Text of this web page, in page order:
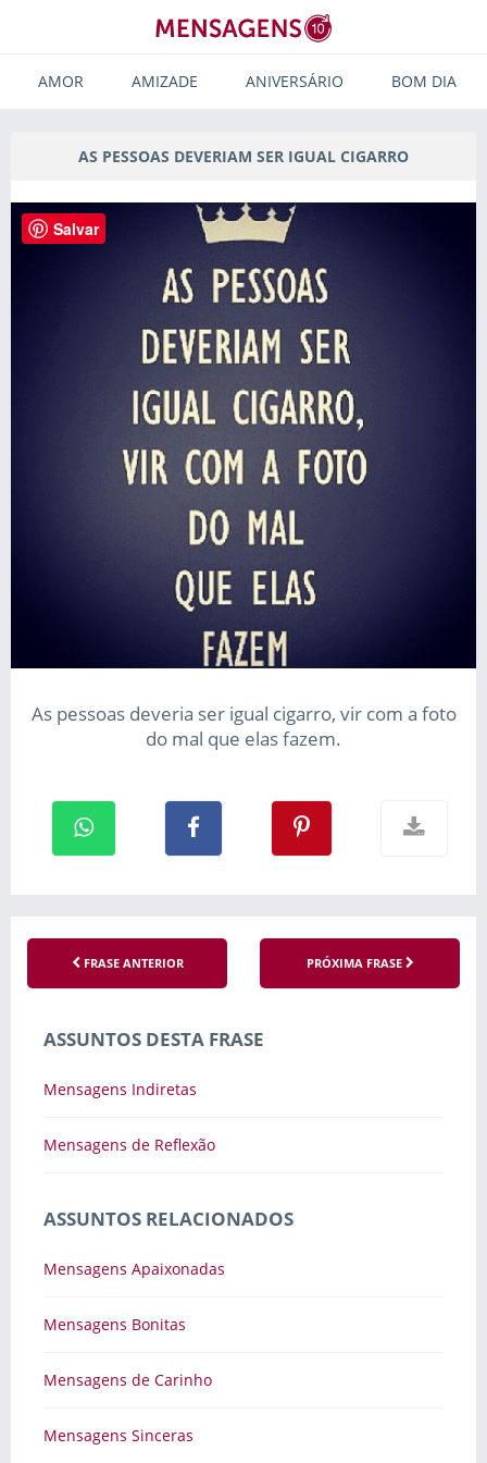
AMOR AMIZADE ANIVERSÁRIO BOM DIA
AS PESSOAS DEVERIAM SER IGUAL CIGARRO
As pessoas deveria ser igual cigarro, vir com a foto
do mal que elas fazem.
FRASE ANTERIOR PRÓXIMA FRASE
ASSUNTOS DESTA FRASE
Mensagens Indiretas
Mensagens de Reflexão
ASSUNTOS RELACIONADOS
Mensagens Apaixonadas
Mensagens Bonitas
Mensagens de Carinho
Mensagens Sinceras
Salvar